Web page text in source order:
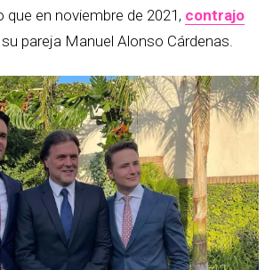
que en noviembre de 2021, contrajo
pareja Manuel Alonso Cárdenas.